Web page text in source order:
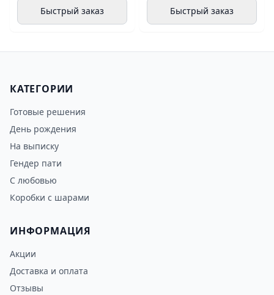
Быстрый заказ Быстрый заказ
КАТЕГОРИИ
Готовые решения
День рождения
На выписку
Гендер пати
С любовью
Коробки с шарами
ИНФОРМАЦИЯ
Акции
Доставка и оплата
Отзывы